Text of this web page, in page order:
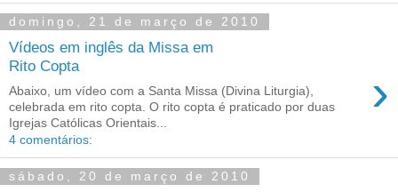
domingo, 21 de março de 2010
Vídeos em inglês da Missa em
Rito Copta
›
Abaixo, um vídeo com a Santa Missa (Divina Liturgia),
celebrada em rito copta. O rito copta é praticado por duas
Igrejas Católicas Orientais...
4 comentários:
sábado, 20 de março de 2010